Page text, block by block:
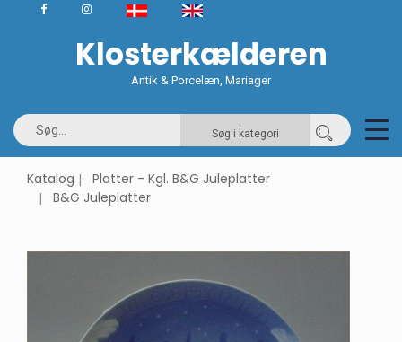
Klosterkælderen
Antik & Porcelæn, Mariager
Søg i kategori
Katalog
Platter - Kgl. B&G Juleplatter
B&G Juleplatter